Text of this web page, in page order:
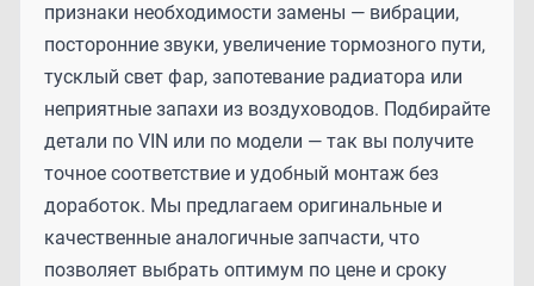
признаки необходимости замены — вибрации,
посторонние звуки, увеличение тормозного пути,
тусклый свет фар, запотевание радиатора или
неприятные запахи из воздуховодов. Подбирайте
детали по VIN или по модели — так вы получите
точное соответствие и удобный монтаж без
доработок. Мы предлагаем оригинальные и
качественные аналогичные запчасти, что
позволяет выбрать оптимум по цене и сроку